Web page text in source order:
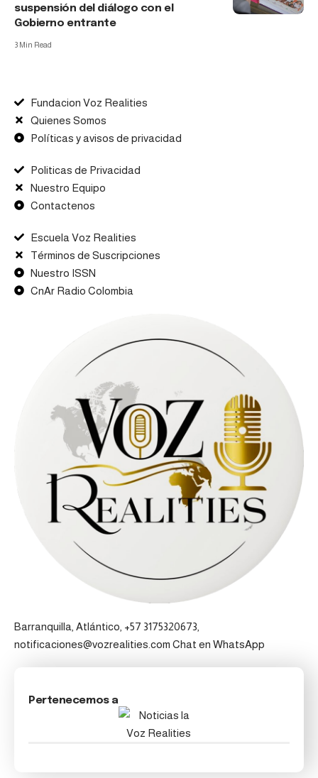
suspensión del diálogo con el
Gobierno entrante
3 Min Read
Fundacion Voz Realities
Quienes Somos
Políticas y avisos de privacidad
Politicas de Privacidad
Nuestro Equipo
Contactenos
Escuela Voz Realities
Términos de Suscripciones
Nuestro ISSN
CnAr Radio Colombia
Barranquilla, Atlántico, +57 3175320673,
notificaciones@vozrealities.com Chat en WhatsApp
Pertenecemos a